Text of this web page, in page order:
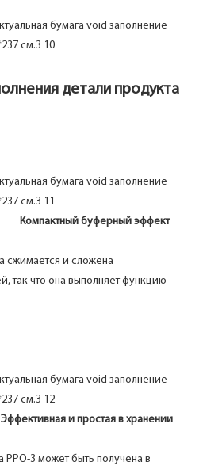
детали продукта
Компактный буферный эффект
сжимается и сложена
так что она выполняет функцию
Эффективная и простая в хранении
3 может быть получена в